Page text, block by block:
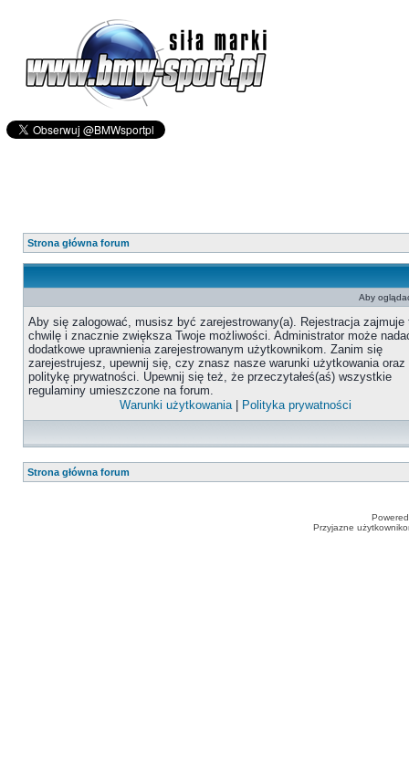
Strona główna forum
Aby
Aby się zalogować, musisz być zarejestrowany(a). Rejestracja zajmuje
chwilę i znacznie zwiększa Twoje możliwości. Administrator może
dodatkowe uprawnienia zarejestrowanym użytkownikom. Zanim się
zarejestrujesz, upewnij się, czy znasz nasze warunki użytkowania oraz
politykę prywatności. Upewnij się też, że przeczytałeś(aś) wszystkie
regulaminy umieszczone na forum.
Warunki użytkowania| Polityka prywatności
Strona główna forum
Przyjazne